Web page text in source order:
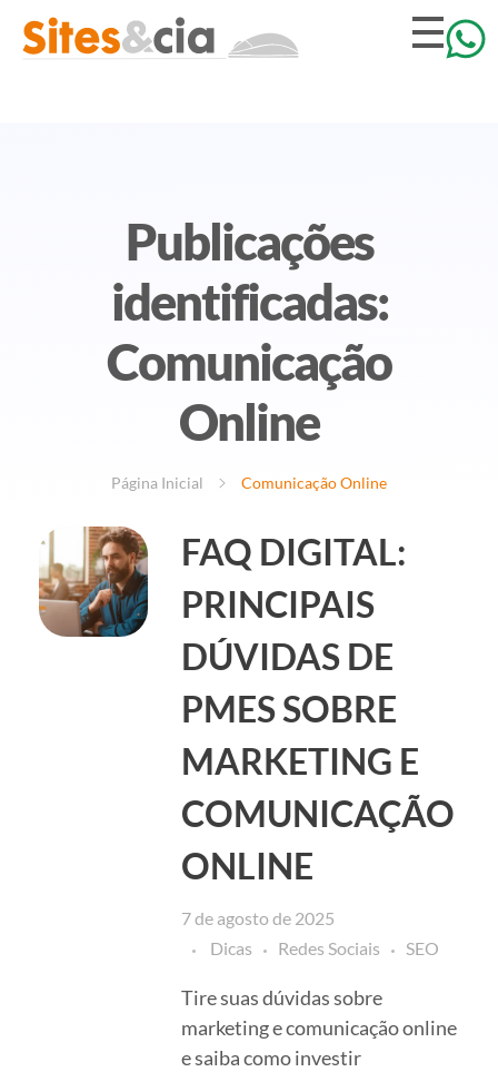
Página Inicial Comunicação Online
Publicações
identificadas:
Comunicação
Online
FAQ DIGITAL:
PRINCIPAIS
DÚVIDAS DE
PMES SOBRE
MARKETING E
COMUNICAÇÃO
ONLINE
7 de agosto de 2025
Dicas
Redes Sociais SEO
Tire suas dúvidas sobre
marketing e comunicação online
e saiba como investir